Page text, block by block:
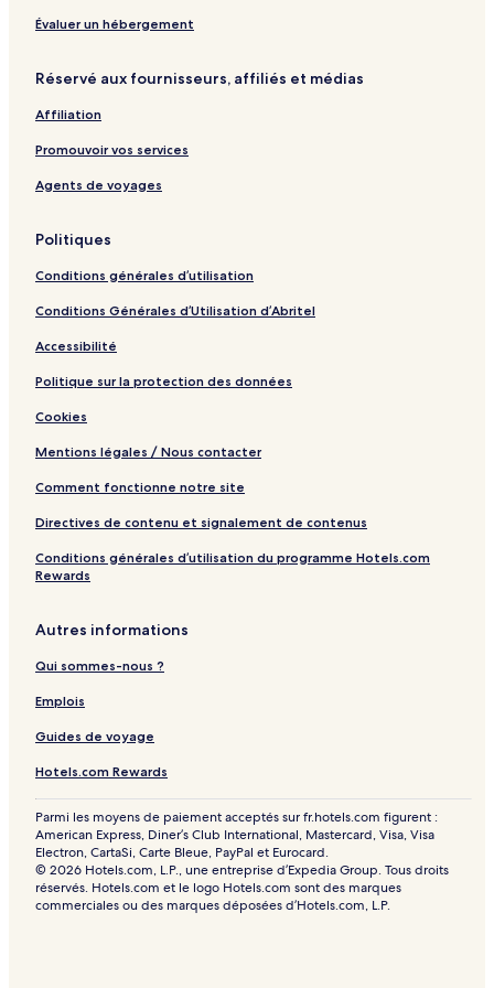
ia
e
e
n
t
&
a
Évaluer un hébergement
Réservé aux fournisseurs, affiliés et médias
Affiliation
Promouvoir vos services
Agents de voyages
Politiques
Conditions générales d’utilisation
Conditions Générales d’Utilisation d’Abritel
Accessibilité
Politique sur la protection des données
Cookies
Mentions légales / Nous contacter
Comment fonctionne notre site
Directives de contenu et signalement de contenus
Conditions générales d’utilisation du programme Hotels.com
Rewards
Autres informations
Qui sommes-nous ?
Emplois
Guides de voyage
Hotels.com Rewards
Parmi les moyens de paiement acceptés sur fr.hotels.com figurent :
American Express, Diner’s Club International, Mastercard, Visa, Visa
Electron, CartaSi, Carte Bleue, PayPal et Eurocard.
© 2026 Hotels.com, L.P., une entreprise d’Expedia Group. Tous droits
réservés. Hotels.com et le logo Hotels.com sont des marques
commerciales ou des marques déposées d’Hotels.com, L.P.